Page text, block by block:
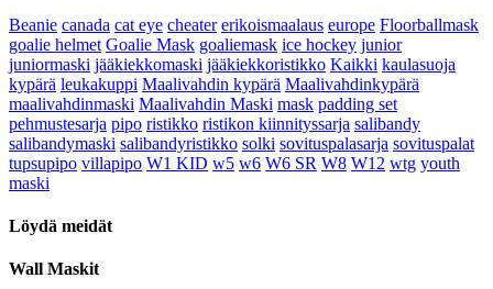
Beanie canada cat eye cheater erikoismaalaus europe Floorballmask
goalie helmet Goalie Mask goaliemask ice hockey junior
juniormaski jääkiekkomaski jääkiekkoristikko Kaikki kaulasuoja
kypärä leukakuppi Maalivahdin kypärä Maalivahdinkypärä
maalivahdinmaski Maalivahdin Maski mask padding set
pehmustesarja pipo ristikko ristikon kiinnityssarja salibandy
salibandymaski salibandyristikko solki sovituspalasarja sovituspalat
tupsupipo villapipo W1 KID w5 w6 W6 SR W8 W12 wtg youth
maski
Löydä meidät
Wall Maskit